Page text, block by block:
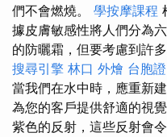
們不會燃燒。 學按摩課程
據皮膚敏感性將人們分為
的防曬霜，但要考慮到許
搜尋引擎 林口 外燴 台胞
當我們在水中時，應重新
為您的客戶提供舒適的視
紫色的反射，這些反射會